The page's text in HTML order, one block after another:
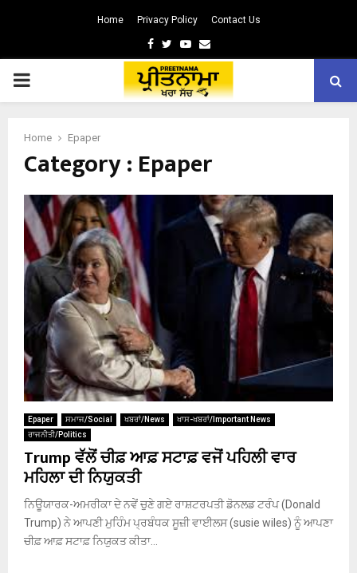
Home Privacy Policy Contact Us
Facebook
TwitterYoutube
Email
PRIMARY
Home Epaper
Category : Epaper
Epaper ਸਮਾਜ/Social ਖਬਰਾਂ/News
ਖਾਸ-ਖਬਰਾਂ/Important News
ਰਾਜਨੀਤੀ/Politics
Trump ਵੱਲੋਂ ਚੀਫ਼ ਆਫ਼ ਸਟਾਫ਼ ਵਜੋਂ ਪਹਿਲੀ ਵਾਰ
ਮਹਿਲਾ ਦੀ ਨਿਯੁਕਤੀ
ਨਿਊਯਾਰਕ-ਅਮਰੀਕਾ ਦੇ ਨਵੇਂ ਚੁਣੇ ਗਏ ਰਾਸ਼ਟਰਪਤੀ ਡੋਨਲਡ ਟਰੰਪ (Donald
Trump) ਨੇ ਆਪਣੀ ਮੁਹਿੰਮ ਪ੍ਰਬੰਧਕ ਸੂਜ਼ੀ ਵਾਈਲਸ (susie wiles) ਨੂੰ ਆਪਣਾ
ਚੀਫ਼ ਆਫ਼ ਸਟਾਫ਼ ਨਿਯੁਕਤ ਕੀਤਾ...